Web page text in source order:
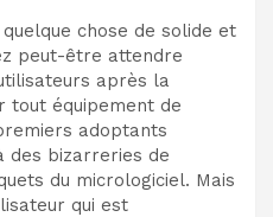
chose de solide et
peut-être attendre
après la
tout équipement de
adoptants
des bizarreries de
du micrologiciel. Mais
qui est